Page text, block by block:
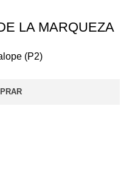
LA MARQUEZA
(P2)